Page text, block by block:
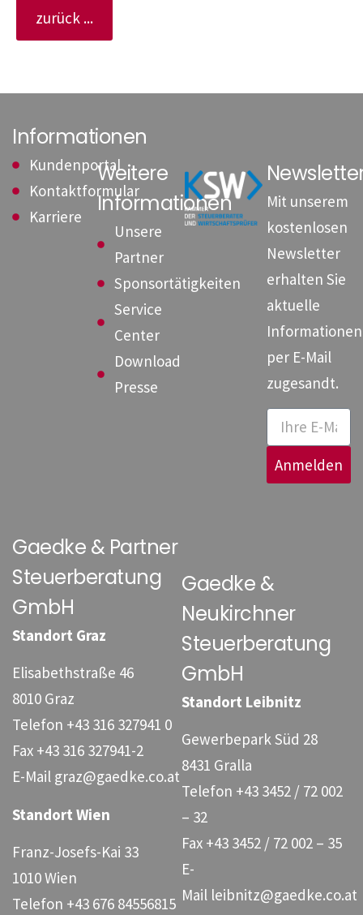
zurück ...
Informationen
Kundenportal
Kontaktformular
Karriere
Weitere
Informationen
Unsere
Partner
Sponsortätigkeiten
Service
Center
Download
Presse
Mit unserem
kostenlosen
Newsletter
erhalten Sie
aktuelle
Informationen
per E-Mail
zugesandt.
Anmelden
Gaedke & Partner
Steuerberatung
GmbH
Standort Graz
Elisabethstraße 46
8010 Graz
Telefon +43 316 327941 0
Fax +43 316 327941-2
E-Mail graz@gaedke.co.at
Standort Wien
Franz-Josefs-Kai 33
1010 Wien
Telefon +43 676 84556815
Gaedke &
Neukirchner
Steuerberatung
GmbH
Standort Leibnitz
Gewerbepark Süd 28
8431 Gralla
Telefon +43 3452 / 72 002
– 32
Fax +43 3452 / 72 002 – 35
E-
Mail leibnitz@gaedke.co.at